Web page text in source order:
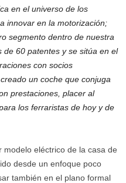
en el universo de los
innovar en la motorización;
segmento dentro de nuestra
60 patentes y se sitúa en el
con socios
un coche que conjuga
prestaciones, placer al
los ferraristas de hoy y de
modelo eléctrico de la casa de
desde un enfoque poco
también en el plano formal